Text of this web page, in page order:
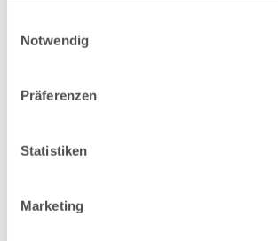
deiner Verwendung unserer Website an
möglicherweise mit weiteren Daten
Nutzung der Dienste gesammelt haben.
Notwendig
Präferenzen
Statistiken
Marketing